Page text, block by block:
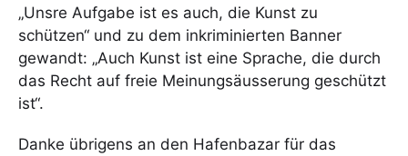
„Unsre Aufgabe ist es auch, die Kunst zu
schützen“ und zu dem inkriminierten Banner
gewandt: „Auch Kunst ist eine Sprache, die durch
das Recht auf freie Meinungsäusserung geschützt
ist“.
Danke übrigens an den Hafenbazar für das